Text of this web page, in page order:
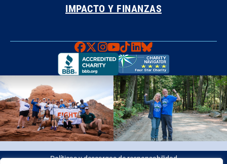
IMPACTO Y FINANZAS
Faceboook
X Instagram
YouTube
TikTok
LinkedIn
Bluesky
Políticas y descargos de responsabilidad